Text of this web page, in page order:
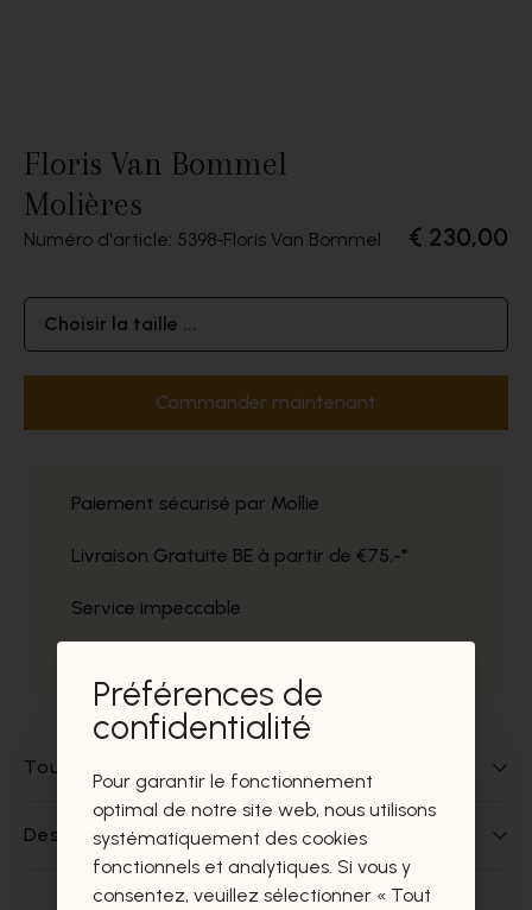
Floris Van Bommel
Molières
Numéro d'article: 5398 Floris Van Bommel € 230,00
Choisir la taille ...
Commander maintenant
Paiement sécurisé par Mollie
Livraison Gratuite BE à partir de €75,-*
Service impeccable
Tout sur ce produit
Des questions sur ce produit?
Préférences de
confidentialité
Pour garantir le fonctionnement
optimal de notre site web, nous utilisons
systématiquement des cookies
fonctionnels et analytiques. Si vous y
consentez, veuillez sélectionner « Tout